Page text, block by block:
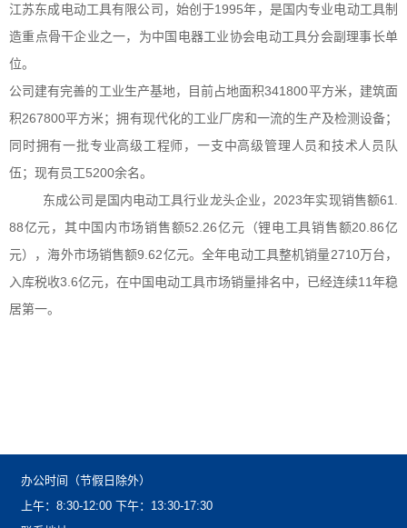
江苏东成电动工具有限公司，始创于1995年，是国内专业电动工具制
造重点骨干企业之一，为中国电器工业协会电动工具分会副理事长单
位。
公司建有完善的工业生产基地，目前占地面积341800平方米，建筑面
积267800平方米；拥有现代化的工业厂房和一流的生产及检测设备；
同时拥有一批专业高级工程师，一支中高级管理人员和技术人员队
伍；现有员工5200余名。
东成公司是国内电动工具行业龙头企业，2023年实现销售额61.
88亿元，其中国内市场销售额52.26亿元（锂电工具销售额20.86亿
元），海外市场销售额9.62亿元。全年电动工具整机销量2710万台，
入库税收3.6亿元，在中国电动工具市场销量排名中，已经连续11年稳
居第一。
办公时间（节假日除外）
上午：8:30-12:00下午：13:30-17:30